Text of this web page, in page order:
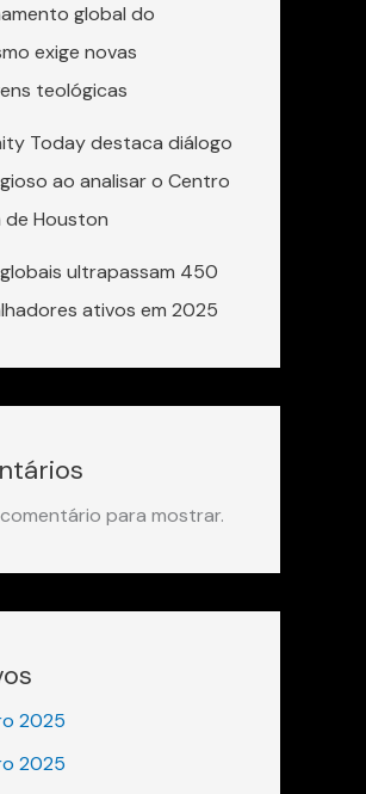
global do
exige novas
teológicas
Today destaca diálogo
ao analisar o Centro
de Houston
ultrapassam 450
ativos em 2025
para mostrar.
2025
2025